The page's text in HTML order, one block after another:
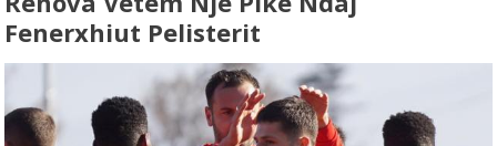
Fenerxhiut Pelisterit